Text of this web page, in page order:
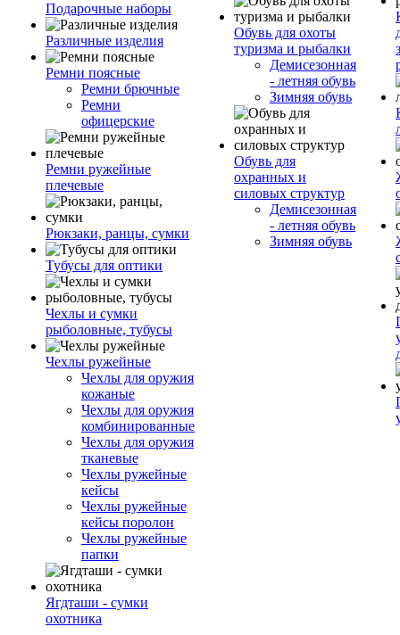
Подарочные наборы
Различные изделия
Ремни поясные
Ремни брючные
Ремни
офицерские
Ремни ружейные
плечевые
Рюкзаки, ранцы, сумки
Тубусы для оптики
Чехлы и сумки
рыболовные, тубусы
Чехлы ружейные
Чехлы для оружия
кожаные
Чехлы для оружия
комбинированные
Чехлы для оружия
тканевые
Чехлы ружейные
кейсы
Чехлы ружейные
кейсы поролон
Чехлы ружейные
папки
Ягдташи - сумки
охотника
Обувь для охоты
туризма и рыбалки
Демисезонная
- летняя обувь
Зимняя обувь
Обувь для
охранных и
силовых структур
Демисезонная
- летняя обувь
Зимняя обувь